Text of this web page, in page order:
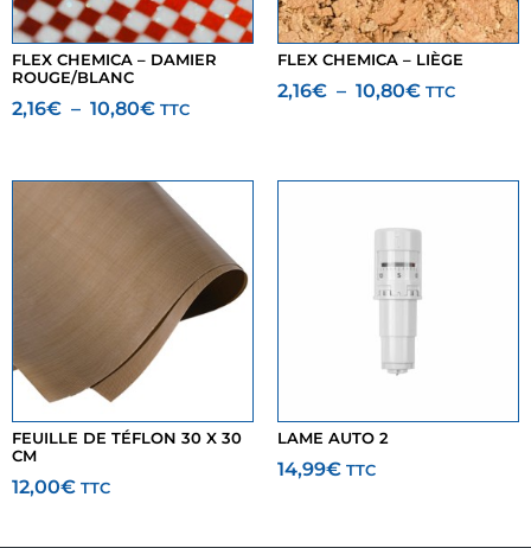
FLEX CHEMICA – DAMIER
ROUGE/BLANC
2,16€ – 10,80€ TTC
FLEX CHEMICA – LIÈGE
2,16€ – 10,80€ TTC
FEUILLE DE TÉFLON 30 X 30
CM
12,00€ TTC
LAME AUTO 2
14,99€ TTC